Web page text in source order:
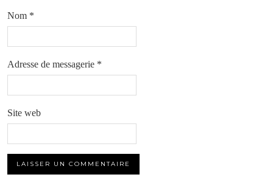
Nom *
Adresse de messagerie *
Site web